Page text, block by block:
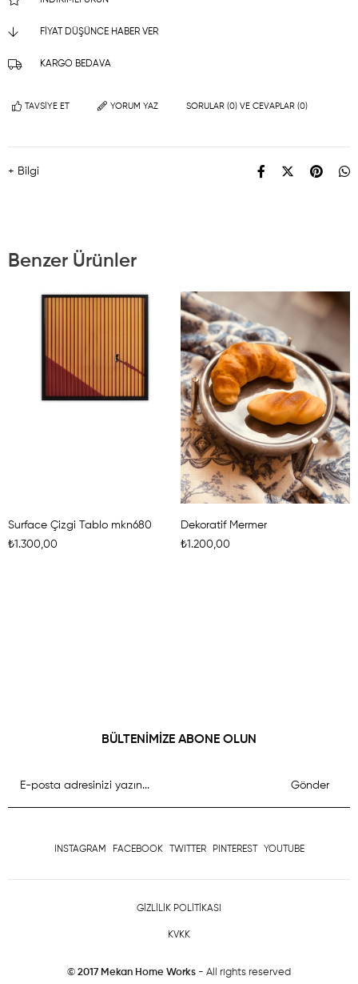
FIYAT DÜŞÜNCE HABER VER
KARGO BEDAVA
TAVSIYE ET YORUM YAZ SORULAR (0) VE CEVAPLAR (0)
+ Bilgi
Benzer Ürünler
Surface Çizgi Tablo mkn680
₺1.300,00
Dekoratif Mermer
₺1.200,00
BÜLTENİMİZE ABONE OLUN
Gönder
INSTAGRAM FACEBOOK TWITTER PINTEREST YOUTUBE
GİZLİLİK POLİTİKASI
KVKK
© 2017 Mekan Home Works - All rights reserved